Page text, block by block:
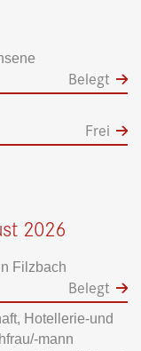
Belegt
Frei
2026
Filzbach
Belegt
Hotellerie-und
mann